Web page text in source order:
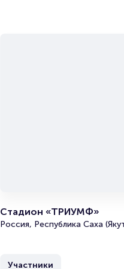
Стадион «ТРИУМФ»
Россия, Республика Саха
Участники